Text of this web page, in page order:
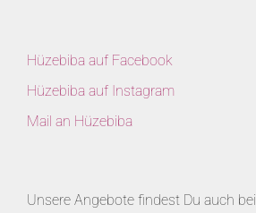
Hüzebiba auf Facebook
Hüzebiba auf Instagram
Mail an Hüzebiba
Unsere Angebote findest Du auch bei